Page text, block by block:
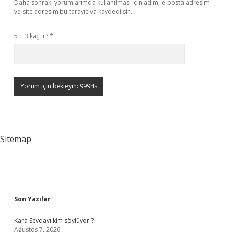
Daha sonraki yorumlarımda kullanılması için adım, e-posta adresim
ve site adresim bu tarayıcıya kaydedilsin.
5 + 3 kaçtır?*
Sitemap
Sidebar
Son Yazılar
Kara Sevdayı kim söylüyor ?
Ağustos 7, 2026